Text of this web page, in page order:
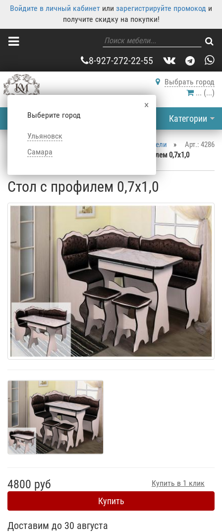
Войдите в личный кабинет или зарегистрируйте промокод и
получите скидку на покупки!
8-927-272-22-55
Выбрать город
×
Выберите город
Ульяновск
Самара
... (...)
Категории
Арт.: 4286
Каталог корпусной мебели
»
Столы
» Кухонные столы Стол с профилем 0,7х1,0
Стол с профилем 0,7х1,0
Купить в 1 клик
4800 руб
Купить
Доставим до 30 августа